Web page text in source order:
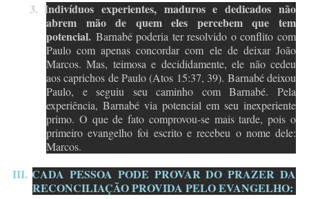
3. Indivíduos experientes, maduros e dedicados não
abrem mão de quem eles percebem que tem
potencial.Barnabé poderia ter resolvido o conflito com
Paulo com apenas concordar com ele de deixar João
Marcos. Mas, teimosa e decididamente, ele não cedeu
aos caprichos de Paulo (Atos 15:37, 39). Barnabé deixou
Paulo, e seguiu seu caminho com Barnabé. Pela
experiência, Barnabé via potencial em seu inexperiente
primo. O que de fato comprovou-se mais tarde, pois o
primeiro evangelho foi escrito e recebeu o nome dele:
Marcos.
III. CADA PESSOA PODE PROVAR DO PRAZER DA
RECONCILIAÇÃO PROVIDA PELO EVANGELHO: